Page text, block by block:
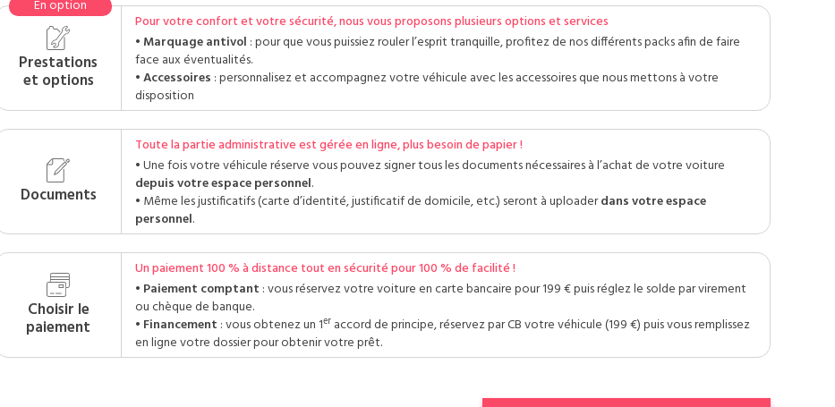
Prestations
et options
Pour votre confort et votre sécurité, nous vous proposons plusieurs options et services
Marquage antivol : pour que vous puissiez rouler l’esprit tranquille, profitez de nos différents packs afin de faire
face aux éventualités.
Accessoires : personnalisez et accompagnez votre véhicule avec les accessoires que nous mettons à votre
disposition
Documents
Toute la partie administrative est gérée en ligne, plus besoin de papier !
Une fois votre véhicule réserve vous pouvez signer tous les documents nécessaires à l’achat de votre voiture
depuis votre espace personnel.
Même les justificatifs (carte d’identité, justificatif de domicile, etc.) seront à uploaderdans votre espace
personnel.
Choisir le
paiement
Un paiement 100 % à distance tout en sécurité pour 100 % de facilité !
Paiement comptant : vous réservez votre voiture en carte bancaire pour 199 € puis réglez le solde par virement
ou chèque de banque.
Financement : vous obtenez un 1er accord de principe, réservez par CB votre véhicule (199 €) puis vous remplissez
en ligne votre dossier pour obtenir votre prêt.